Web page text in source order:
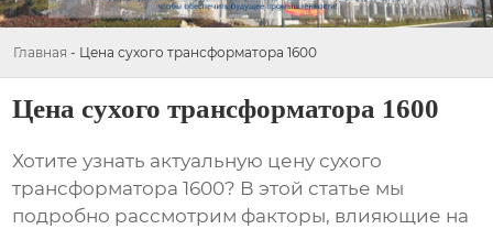
Главная - Цена сухого трансформатора 1600
Цена сухого трансформатора 1600
Хотите узнать актуальную цену сухого
трансформатора 1600? В этой статье мы
подробно рассмотрим факторы, влияющие на